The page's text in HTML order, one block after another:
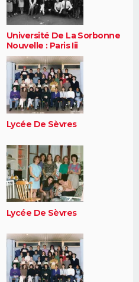
Université De La Sorbonne
Nouvelle : Paris Iii
Lycée De Sèvres
Lycée De Sèvres